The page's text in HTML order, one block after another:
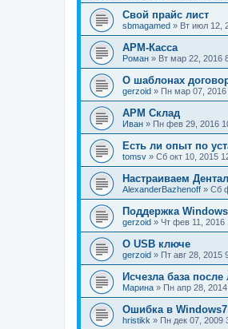
Свой прайс лист
sbmagamed » Вт июл 12,
АРМ-Касса
Роман » Вт мар 22, 2016
О шаблонах
gerzoid » Пн мар 07, 2016
АРМ Склад
Иван » Пн фев 29, 2016
Есть ли опыт по
tomsv » Сб окт 10, 2015
Настраиваем
AlexanderBazhenoff » Сб
Поддержка
gerzoid » Чт фев 11, 2016
О USB ключе
gerzoid » Пт авг 28, 2015
Исчезла база
Марина » Пн апр 28,
Ошибка в Windows7
hristikk » Пн дек 07, 2009